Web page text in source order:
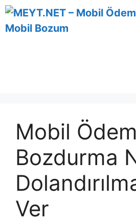
İçeriğe
atla
Mobil
Bozdurma
Ver